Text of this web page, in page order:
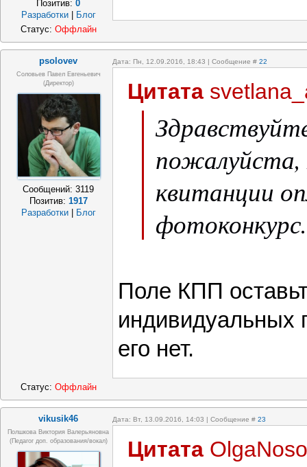
Позитив:0
Разработки
Блог
Статус: Оффлайн
psolovev Дата: Пн, 12.09.2016, 18:43 | Сообщение # 22
Соловьев Павел Евгеньевич
(Директор)
Сообщений:3119
Позитив: 1917
Разработки
Блог
Цитата
пожалуйста,
квитанции
фотоконкурс.
Поле КПП
индивидуальных
его нет.
Статус: Оффлайн
vikusik46 Дата: Вт, 13.09.2016, 14:03 | Сообщение # 23
Полшкова Виктория Валерьяновна
(педагог доп. образования/вокал)
Цитата